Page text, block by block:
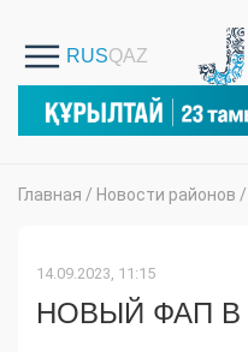
Главная / Новости районов /
14.09.2023, 11:15
НОВЫЙ ФАП В